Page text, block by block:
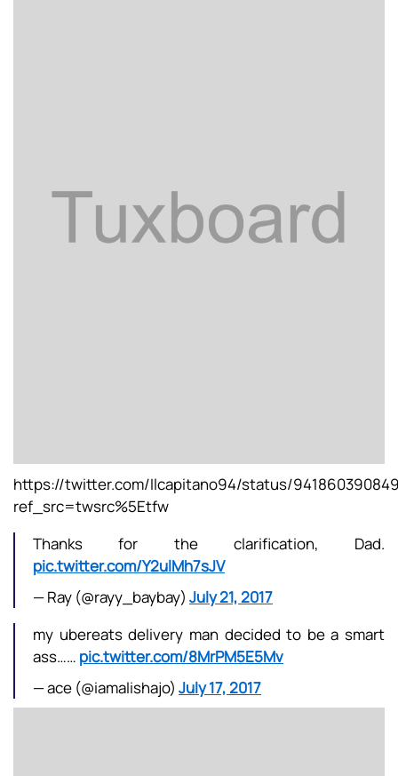
https://twitter.com/Ilcapitano94/status/
ref_src=twsrc%5Etfw
Thanks for the clarification, Dad.
pic.twitter.com/Y2ulMh7sJV
— Ray (@rayy_baybay) July 21, 2017
my ubereats delivery man decided to be a smart
ass…… pic.twitter.com/8MrPM5E5Mv
— ace (@iamalishajo) July 17, 2017